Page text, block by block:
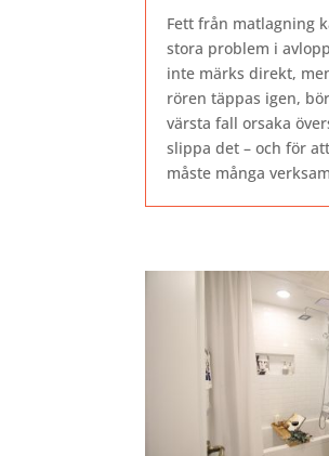
Fett från matlagning
stora problem i
inte märks direkt,
rören täppas igen,
värsta fall orsaka
slippa det – och för
måste många